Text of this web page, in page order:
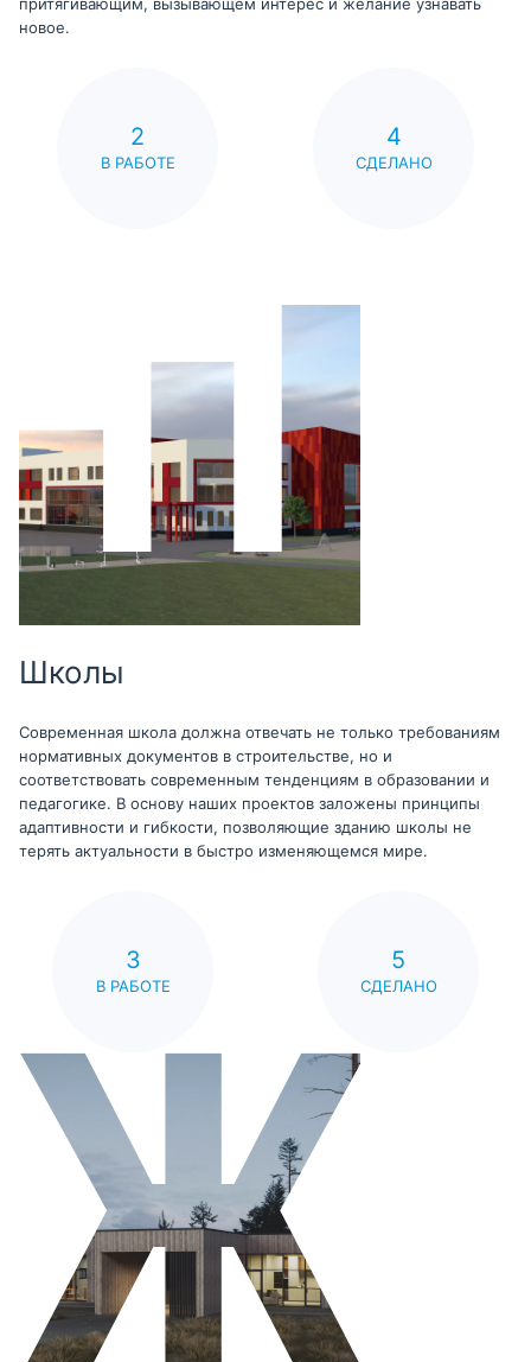
притягивающим, вызывающем интерес и желание узнавать
новое.
2
В РАБОТЕ
4
СДЕЛАНО
Школы
Современная школа должна отвечать не только требованиям
нормативных документов в строительстве, но и
соответствовать современным тенденциям в образовании и
педагогике. В основу наших проектов заложены принципы
адаптивности и гибкости, позволяющие зданию школы не
терять актуальности в быстро изменяющемся мире.
3
В РАБОТЕ
5
СДЕЛАНО